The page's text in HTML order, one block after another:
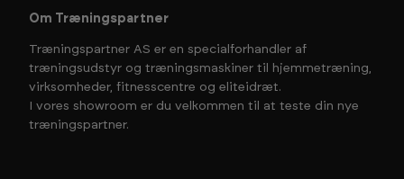
Om Træningspartner
Træningspartner AS er en specialforhandler af
træningsudstyr og træningsmaskiner til hjemmetræning,
virksomheder, fitnesscentre og eliteidræt.
I vores showroom er du velkommen til at teste din nye
træningspartner.